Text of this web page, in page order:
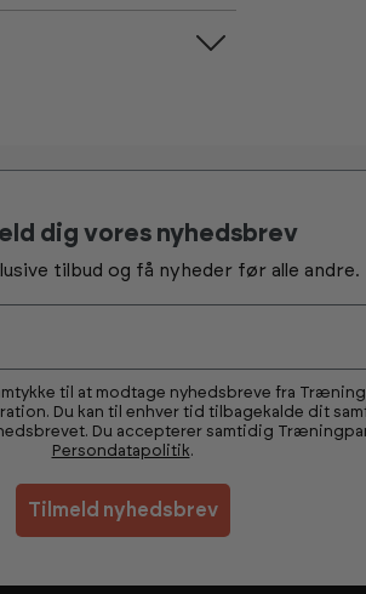
dig vores nyhedsbrev
tilbud og få nyheder før alle andre.
til at modtage nyhedsbreve fra
Du kan til enhver tid tilbagekalde dit
Du accepterer samtidig
Persondatapolitik.
Tilmeld nyhedsbrev